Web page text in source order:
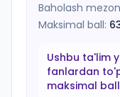
Baholash
Maksimal ball:
Ushbu ta'lim
fanlardan
maksimal